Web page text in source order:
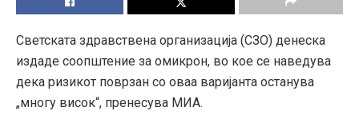
Светската здравствена организација (СЗО) денеска
издаде соопштение за омикрон, во кое се наведува
дека ризикот поврзан со оваа варијанта останува
„многу висок“, пренесува МИА.